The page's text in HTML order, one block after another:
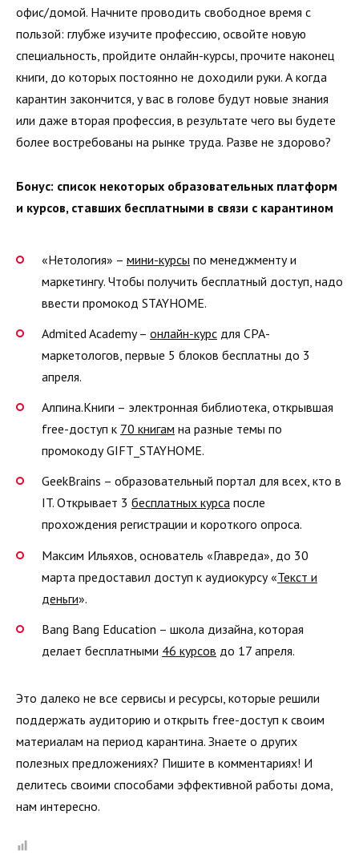
офис/домой. Начните проводить свободное время с
пользой: глубже изучите профессию, освойте новую
специальность, пройдите онлайн-курсы, прочите наконец
книги, до которых постоянно не доходили руки. А когда
карантин закончится, у вас в голове будут новые знания
или даже вторая профессия, в результате чего вы будете
более востребованы на рынке труда. Разве не здорово?
Бонус: список некоторых образовательных платформ
и курсов, ставших бесплатными в связи с карантином
«Нетология» – мини-курсы по менеджменту и
маркетингу. Чтобы получить бесплатный доступ, надо
ввести промокод STAYHOME.
Admited Academy – онлайн-курс для СРА-
маркетологов, первые 5 блоков бесплатны до 3
апреля.
Алпина.Книги – электронная библиотека, открывшая
free-доступ к 70 книгам на разные темы по
промокоду GIFT_STAYHOME.
GeekBrains – образовательный портал для всех, кто в
IT. Открывает 3 бесплатных курса после
прохождения регистрации и короткого опроса.
Максим Ильяхов, основатель «Главреда», до 30
марта предоставил доступ к аудиокурсу «Текст и
деньги».
Bang Bang Education – школа дизайна, которая
делает бесплатными 46 курсов до 17 апреля.
Это далеко не все сервисы и ресурсы, которые решили
поддержать аудиторию и открыть free-доступ к своим
материалам на период карантина. Знаете о других
полезных предложениях? Пишите в комментариях! И
делитесь своими способами эффективной работы дома,
нам интересно.